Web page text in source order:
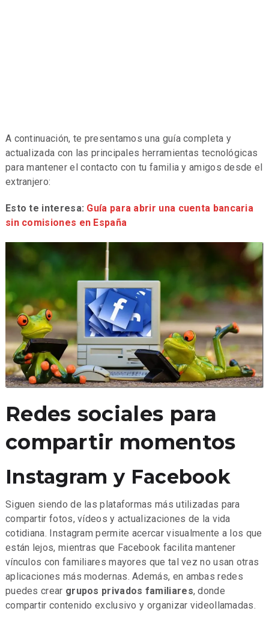
A continuación, te presentamos una guía completa y
actualizada con las principales herramientas tecnológicas
para mantener el contacto con tu familia y amigos desde el
extranjero:
Esto te interesa: Guía para abrir una cuenta bancaria
sin comisiones en España
Redes sociales para
compartir momentos
Instagram y Facebook
Siguen siendo de las plataformas más utilizadas para
compartir fotos, vídeos y actualizaciones de la vida
cotidiana. Instagram permite acercar visualmente a los que
están lejos, mientras que Facebook facilita mantener
vínculos con familiares mayores que tal vez no usan otras
aplicaciones más modernas. Además, en ambas redes
puedes crear grupos privados familiares, donde
compartir contenido exclusivo y organizar videollamadas.